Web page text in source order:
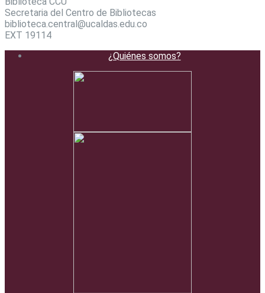
Secretaria del Centro de Bibliotecas
biblioteca.central@ucaldas.edu.co
EXT 19114
¿Quiénes somos?